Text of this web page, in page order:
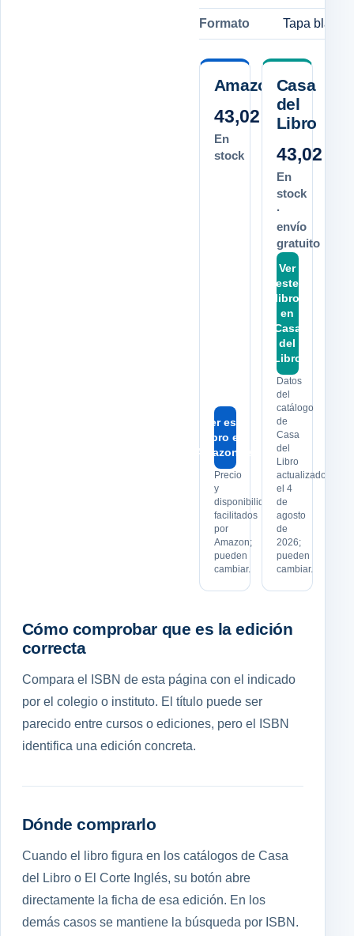
Formato Tapa blanda
Amazon.es
43,02 €
En
stock
Ver este
libro en
Amazon.es
Precio
y
disponibilidad
facilitados
por
Amazon;
pueden
cambiar.
Casa
del
Libro
43,02 €
En
stock
·
envío
gratuito
Ver
este
libro
en
Casa
del
Libro
Datos
del
catálogo
de
Casa
del
Libro
actualizado
el 4
de
agosto
de
2026;
pueden
cambiar.
Cómo comprobar que es la edición
correcta
Compara el ISBN de esta página con el indicado
por el colegio o instituto. El título puede ser
parecido entre cursos o ediciones, pero el ISBN
identifica una edición concreta.
Dónde comprarlo
Cuando el libro figura en los catálogos de Casa
del Libro o El Corte Inglés, su botón abre
directamente la ficha de esa edición. En los
demás casos se mantiene la búsqueda por ISBN.